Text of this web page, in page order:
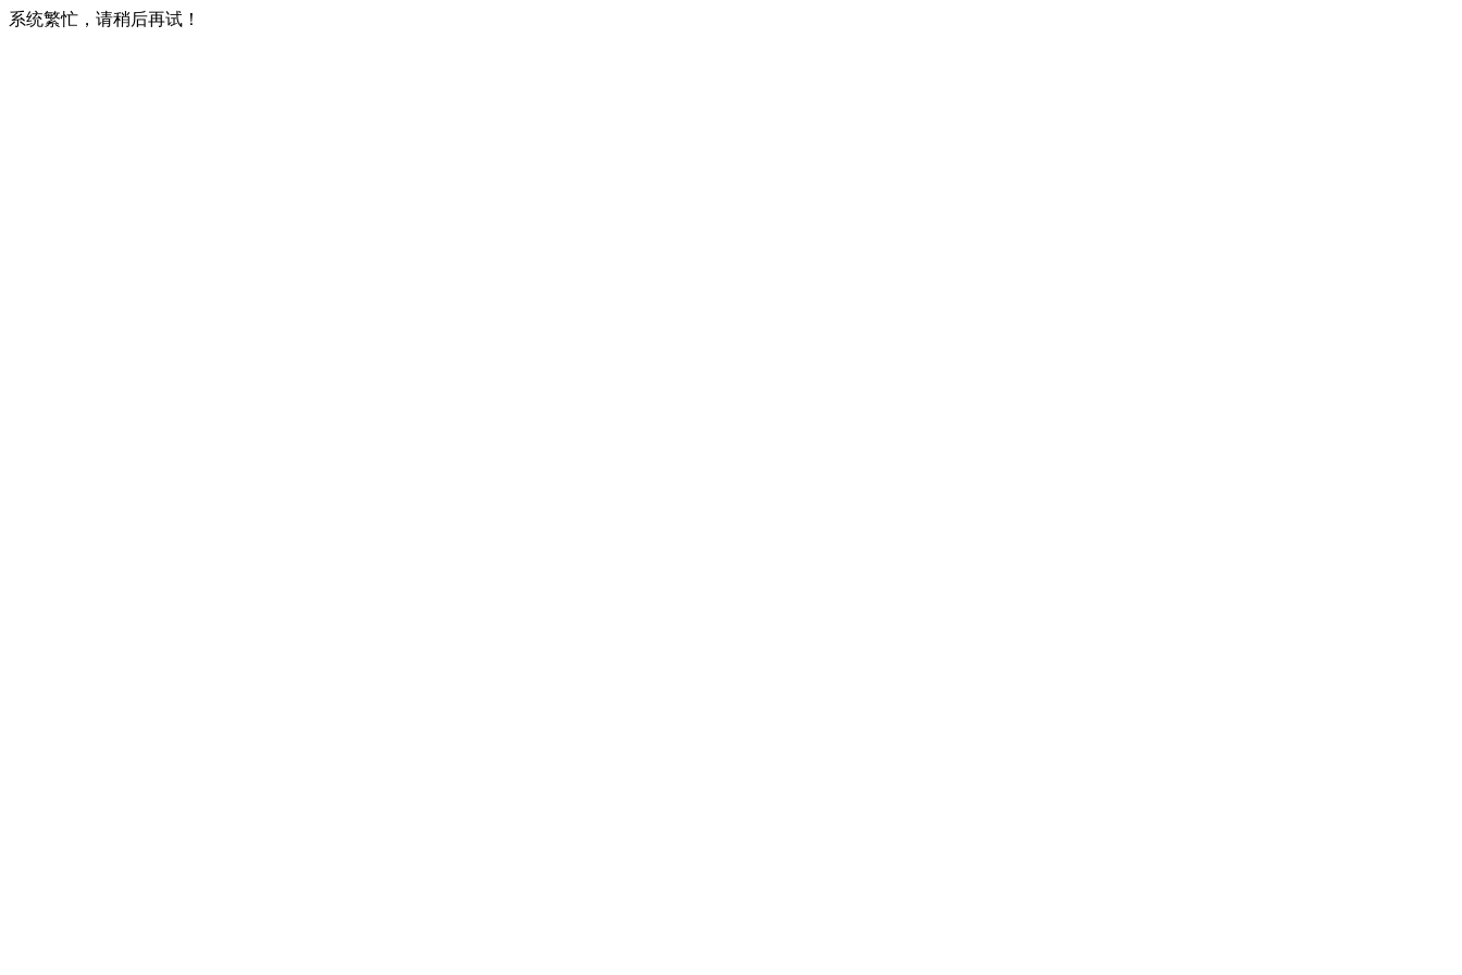
系统繁忙，请稍后再试！